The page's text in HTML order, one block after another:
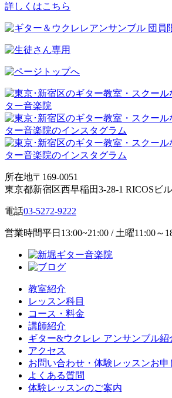
詳しくはこちら
所在地〒169-0051
東京都新宿区西早稲田3-28-1 RICOSビ
電話03-5272-9222
営業時間平日13:00~21:00 / 土曜11:00～
教室紹介
レッスン科目
コース・料金
講師紹介
ギター&ウクレレ アンサンブル紹
アクセス
お問い合わせ・体験レッスンお申
よくある質問
体験レッスンのご案内